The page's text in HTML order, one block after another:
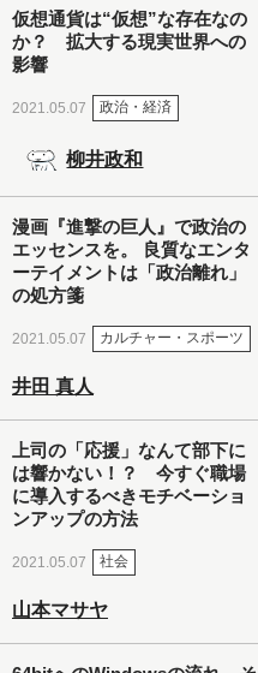
仮想通貨は“仮想”な存在なの
か？ 拡大する現実世界への
影響
2021.05.07 政治・経済
柳井政和
漫画『進撃の巨人』で政治の
エッセンスを。 良質なエンタ
ーテイメントは「政治離れ」
の処方箋
2021.05.07 カルチャー・スポーツ
井田 真人
上司の「応援」なんて部下に
は響かない！？ 今すぐ職場
に導入するべきモチベーショ
ンアップの方法
2021.05.07 社会
山本マサヤ